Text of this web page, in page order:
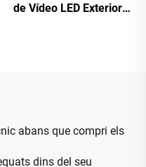
de Vídeo LED Exterior
abans que compri els
dins del seu